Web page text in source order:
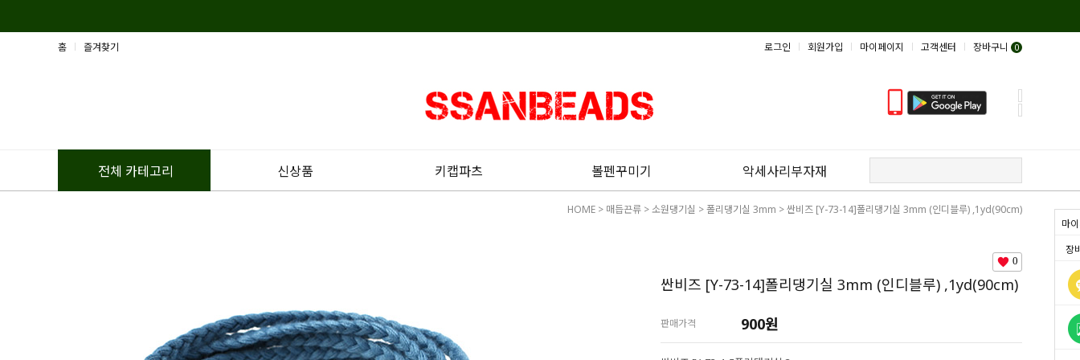
마
장
홈 즐겨찾기 로그인 회원가입 마이페이지 고객센터 장바구니 0
전체 카테고리 신상품 키캡파츠 볼펜꾸미기 악세사리부자재
HOME > 매듭끈류 >소원댕기실 >폴리댕기실 3mm > 싼비즈 [Y-73-14]폴리댕기실 3mm (인디블루) ,1yd(90cm)
0
싼비즈 [Y-73-14]폴리댕기실 3mm (인디블루) ,1yd(90cm)
판매가격 900원